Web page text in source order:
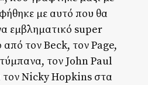
με αυτό που θα
εμβληματικό super
τον Beck, τον Page,
τον John Paul
τον Nicky Hopkins στα